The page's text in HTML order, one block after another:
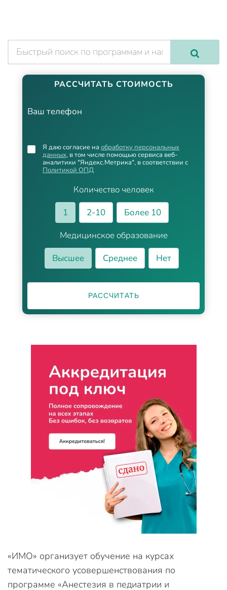
РАССЧИТАТЬ СТОИМОСТЬ
Ваш телефон
Количество человек
1
2-10
Более 10
Медицинское образование
Высшее
Среднее Нет
Я даю согласие на обработку персональных
данных, в том числе помощью сервиса веб-
аналитики "Яндекс.Метрика", в соответствии с
Политикой ОПД
РАССЧИТАТЬ
«ИМО» организует обучение на курсах
тематического усовершенствования по
программе «Анестезия в педиатрии и